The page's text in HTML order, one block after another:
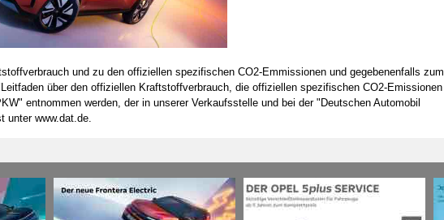
und zu den offiziellen spezifischen CO2-Emmissionen und gegebenenfalls zum
über den offiziellen Kraftstoffverbrauch, die offiziellen spezifischen CO2-Emissionen
entnommen werden, der in unserer Verkaufsstelle und bei der "Deutschen Automobil
unter www.dat.de.